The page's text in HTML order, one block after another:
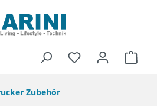
Zubehör